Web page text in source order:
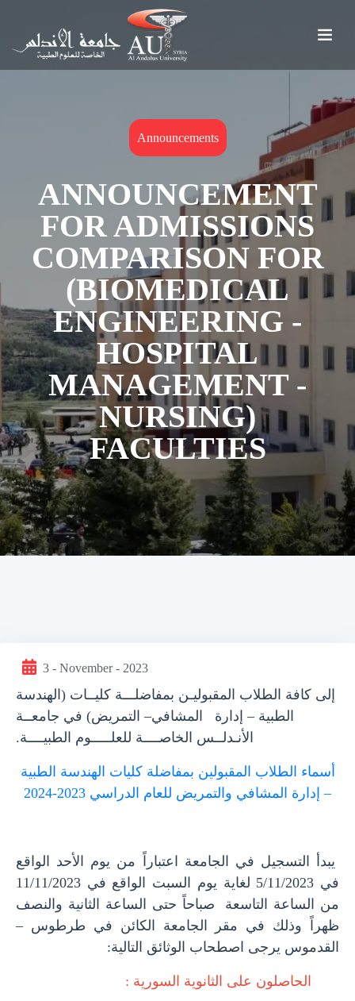
Announcements
ANNOUNCEMENT
FOR ADMISSIONS
COMPARISON FOR
(BIOMEDICAL
ENGINEERING -
HOSPITAL
MANAGEMENT -
NURSING)
FACULTIES
3 - November - 2023
إلى كافة الطلاب المقبوليـن بمفاضلـــة كليــات (الهندسة
الطبية – إدارة المشافي– التمريض) في جامعــة
الأنـدلــس الخاصــــة للعلـــــوم الطبيــــة.
أسماء الطلاب المقبولين بمفاضلة كليات الهندسة الطبية
– إدارة المشافي والتمريض للعام الدراسي 2023-2024
يبدأ التسجيل في الجامعة اعتباراً من يوم الأحد الواقع
في 5/11/2023 لغاية يوم السبت الواقع في 11/11/2023
من الساعة التاسعة صباحاً حتى الساعة الثانية والنصف
ظهراً وذلك في مقر الجامعة الكائن في طرطوس –
القدموس يرجى اصطحاب الوثائق التالية:
الحاصلون على الثانوية السورية :